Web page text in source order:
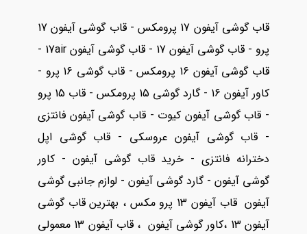
قاب گوشی آیفون 17 پرومکس - قاب گوشی آیفون 17
پرو - قاب گوشی آیفون 17 - قاب گوشی آیفون 17air -
قاب گوشی آیفون 16 پرومکس - قاب گوشی 16 پرو -
کاور آیفون 16 - گارد گوشی 15 پرومکس - قاب 15 پرو
- قاب گوشی آیفون کیوت - قاب گوشی آیفون فانتزی
- قاب گوشی آیفون عروسکی - قاب گوشی اپل
دخترانه فانتزی - خرید قاب گوشی آیفون - کاور
گوشی آیفون - گارد گوشی آیفون - لوازم جانبی گوشی
آیفون قاب آیفون 13 پرو مکس ، بهترین قاب گوشی
آیفون 13 ،کاور گوشی آیفون ، قاب آیفون 13 معمولی